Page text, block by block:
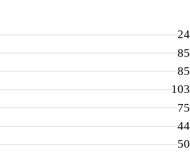
24
85
85
103
75
44
50